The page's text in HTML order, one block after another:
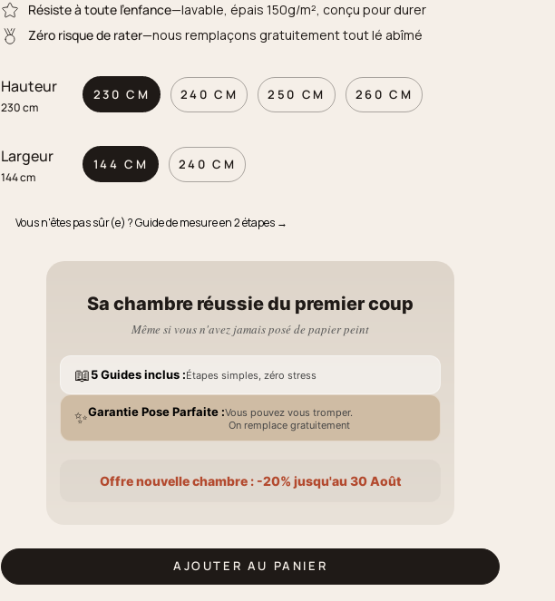
Résiste à toute l'enfance—lavable, épais 150g/m², conçu pour durer
Zéro risque de rater—nous remplaçons gratuitement tout lé abîmé
Hauteur
230 cm
230 CM 240 CM 250 CM 260 CM
Largeur
144 cm
144 CM 240 CM
Vous n'êtes pas sûr(e) ? Guide de mesure en 2 étapes →
Sa chambre réussie du premier coup
Même si vous n'avez jamais posé de papier peint
📖5 Guides inclus :Étapes simples, zéro stress
✨Garantie Pose Parfaite :Vous pouvez vous tromper.
On remplace gratuitement
Offre nouvelle chambre : -20% jusqu'au 30 Août
AJOUTER AU PANIER